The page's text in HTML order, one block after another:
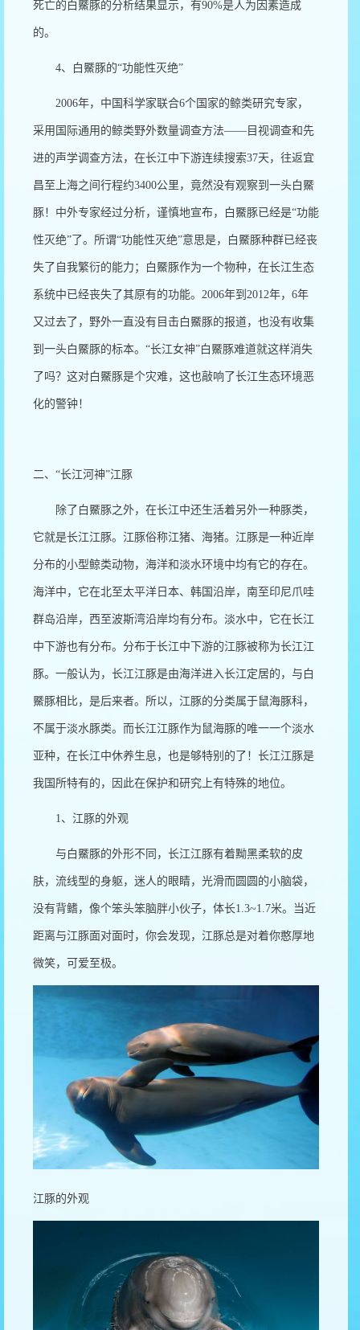
死亡的白鱀豚的分析结果显示，有90%是人为因素造成
的。
4、白鱀豚的“功能性灭绝”
2006年，中国科学家联合6个国家的鲸类研究专家，
采用国际通用的鲸类野外数量调查方法——目视调查和先
进的声学调查方法，在长江中下游连续搜索37天，往返宜
昌至上海之间行程约3400公里，竟然没有观察到一头白鱀
豚！中外专家经过分析，谨慎地宣布，白鱀豚已经是“功能
性灭绝”了。所谓“功能性灭绝”意思是，白鱀豚种群已经丧
失了自我繁衍的能力；白鱀豚作为一个物种，在长江生态
系统中已经丧失了其原有的功能。 2006年到 2012年， 6年
又过去了，野外一直没有目击白鱀豚的报道，也没有收集
到一头白鱀豚的标本。“长江女神”白鱀豚难道就这样消失
了吗？这对白鱀豚是个灾难，这也敲响了长江生态环境恶
化的警钟！
二、 “长江河神”江豚
除了白鱀豚之外，在长江中还生活着另外一种豚类，
它就是长江江豚。江豚俗称江猪、海猪。江豚是一种近岸
分布的小型鲸类动物，海洋和淡水环境中均有它的存在。
海洋中，它在北至太平洋日本、韩国沿岸，南至印尼爪哇
群岛沿岸，西至波斯湾沿岸均有分布。淡水中，它在长江
中下游也有分布。分布于长江中下游的江豚被称为长江江
豚。一般认为，长江江豚是由海洋进入长江定居的，与白
鱀豚相比，是后来者。所以，江豚的分类属于鼠海豚科，
不属于淡水豚类。而长江江豚作为鼠海豚的唯一一个淡水
亚种，在长江中休养生息，也是够特别的了！长江江豚是
我国所特有的，因此在保护和研究上有特殊的地位。
1 、江豚的外观
与白鱀豚的外形不同，长江江豚有着黝黑柔软的皮
肤，流线型的身躯，迷人的眼睛，光滑而圆圆的小脑袋，
没有背鳍，像个笨头笨脑胖小伙子，体长1.3~1.7米。当近
距离与江豚面对面时，你会发现，江豚总是对着你憨厚地
微笑，可爱至极。
江豚的外观